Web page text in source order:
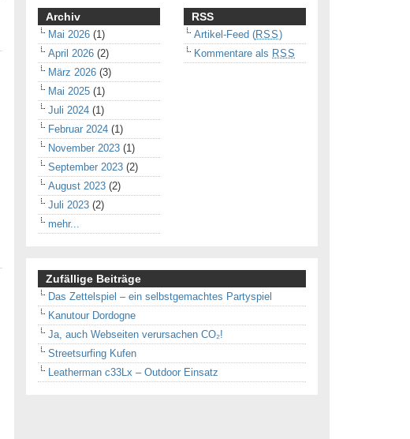
Archiv
Mai 2026 (1)
April 2026 (2)
März 2026 (3)
Mai 2025 (1)
Juli 2024 (1)
Februar 2024 (1)
November 2023 (1)
September 2023 (2)
August 2023 (2)
Juli 2023 (2)
mehr...
RSS
Artikel-Feed (RSS)
Kommentare als RSS
Zufällige Beiträge
Das Zettelspiel – ein selbstgemachtes Partyspiel
Kanutour Dordogne
Ja, auch Webseiten verursachen CO₂!
Streetsurfing Kufen
Leatherman c33Lx – Outdoor Einsatz